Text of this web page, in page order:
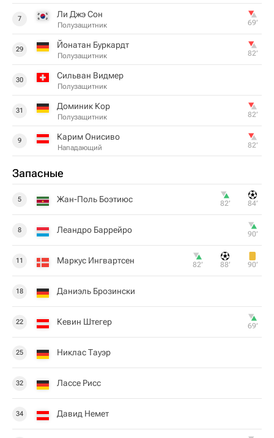
7 Ли Джэ Сон
Полузащитник 69‎’‎
29 Йонатан Буркардт
Полузащитник 82‎’‎
30 Сильван Видмер
Полузащитник
31 Доминик Кор
Полузащитник 82‎’‎
9 Карим Онисиво
Нападающий 82‎’‎
Запасные
5 Жан-Поль Боэтиюс 82‎’‎ 84‎’‎
8 Леандро Баррейро 90‎’‎
11 Маркус Ингвартсен 82‎’‎ 88‎’‎ 90‎’‎
18 Даниэль Брозински
22 Кевин Штегер 69‎’‎
25 Никлас Тауэр
32 Лассе Рисс
34 Давид Немет